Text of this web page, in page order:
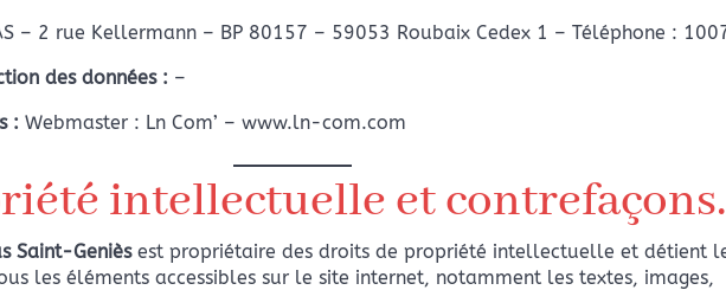
– 2 rue Kellermann – BP 80157 – 59053 Roubaix Cedex 1 – Téléphone :
des données : –
: Webmaster : Ln Com’ – www.ln-com.com
intellectuelle et contrefaçons.
Saint-Genièsest propriétaire des droits de propriété intellectuelle et détient
les éléments accessibles sur le site internet, notamment les textes, images,